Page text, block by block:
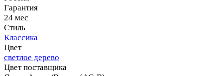
Гарантия
24 мес
Стиль
Классика
Цвет
светлое дерево
Цвет поставщика